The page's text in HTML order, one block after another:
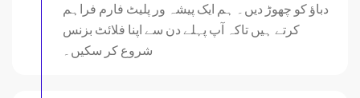
دباؤ کو چھوڑ دیں۔ ہم ایک پیشہ ور پلیٹ فارم فراہم
کرتے ہیں تاکہ آپ پہلے دن سے اپنا فلائٹ بزنس
شروع کر سکیں۔